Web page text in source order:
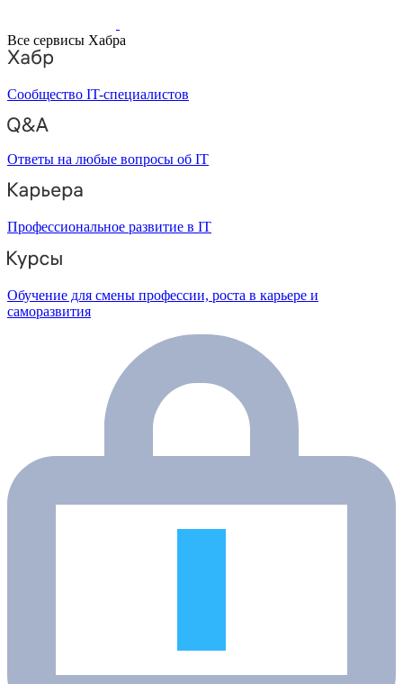
Все сервисы Хабра
Сообщество IT-специалистов
Ответы на любые вопросы об IT
Профессиональное развитие в IT
Обучение для смены профессии, роста в карьере и
саморазвития